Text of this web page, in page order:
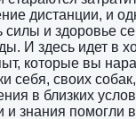
дистанции, и
силы и здоровье
И здесь идет в
которые вы
себя, своих
в близких
и знания помогли